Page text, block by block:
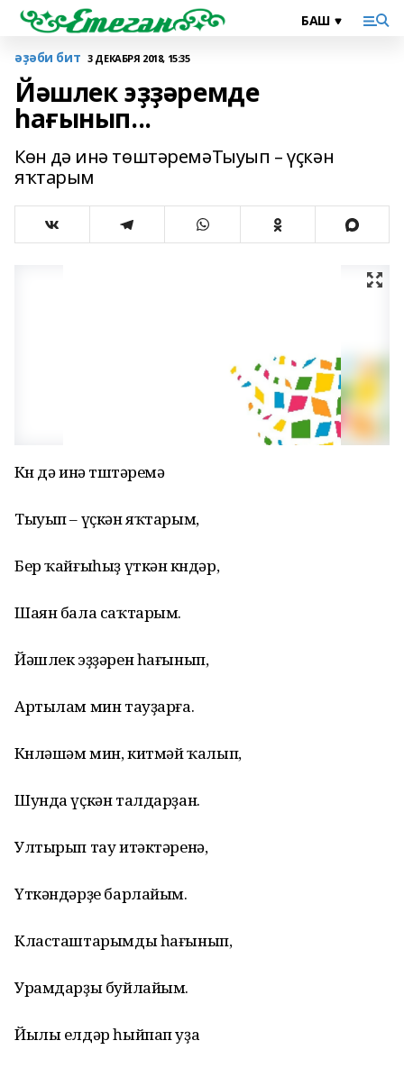
әҙәби бит 3 ДЕКАБРЯ 2018, 15:35
Йәшлек эҙҙәремде
һағынып...
Көн дә инә төштәремәТыуып – үҫкән
яҡтарым
Көн дә инә төштәремә
Тыуып – үҫкән яҡтарым,
Бер ҡайғыһыҙ үткән көндәр,
Шаян бала саҡтарым.
Йәшлек эҙҙәрен һағынып,
Артылам мин тауҙарға.
Көнләшәм мин, китмәй ҡалып,
Шунда үҫкән талдарҙан.
Ултырып тау итәктәренә,
Үткәндәрҙе барлайым.
Класташтарымды һағынып,
Урамдарҙы буйлайым.
Йылы елдәр һыйпап уҙа